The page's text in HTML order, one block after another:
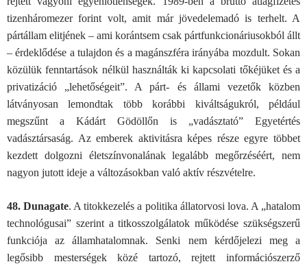
tizenháromezer forint volt, amit már jövedelemadó is terhelt. A
pártállam elitjének – ami korántsem csak pártfunkcionáriusokból állt
– érdeklődése a tulajdon és a magánszféra irányába mozdult. Sokan
közülük fenntartások nélkül használták ki kapcsolati tőkéjüket és a
privatizáció „lehetőségeit”. A párt- és állami vezetők közben
látványosan lemondtak több korábbi kiváltságukról, például
megszűnt a Kádárt Gödöllőn is „vadásztató” Egyetértés
vadásztársaság. Az emberek aktivitásra képes része egyre többet
kezdett dolgozni életszínvonalának legalább megőrzéséért, nem
nagyon jutott ideje a változásokban való aktív részvételre.
48. Dunagate. A titokkezelés a politika állatorvosi lova. A „hatalom
technológusai” szerint a titkosszolgálatok működése szükségszerű
funkciója az államhatalomnak. Senki nem kérdőjelezi meg a
legősibb mesterségek közé tartozó, rejtett információszerző